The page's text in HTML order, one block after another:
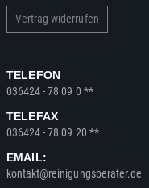
Vertrag widerrufen
TELEFON
036424 - 78 09 0 **
TELEFAX
036424 - 78 09 20 **
EMAIL:
kontakt@reinigungsberater.de